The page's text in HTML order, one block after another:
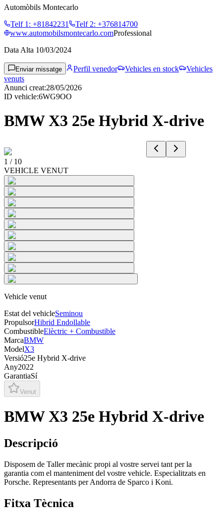
Automòbils Montecarlo
Telf 1 : +81842231 Telf 2: +376814700
www.automobilsmontecarlo.comProfessional
Data Alta 10/03/2024
Enviar missatge Perfil venedor Vehicles en stock
Vehicles
venuts
Anunci creat:28/05/2026
ID vehicle:6WG9OO
BMW X3 25e Hybrid X-drive
1 / 10
VEHICLE VENUT
Vehicle venut
Estat del vehicleSeminou
PropulsorHibrid Endollable
CombustibleElèctric + Combustible
MarcaBMW
ModelX3
Versió25e Hybrid X-drive
Any2022
GarantiaSí
Venut
BMW X3 25e Hybrid X-drive
Descripció
Disposem de Taller mecànic propi al vostre servei tant per la
garantia com el manteniment del vostre vehicle. Especialitzats en
Porsche. Representants per Andorra de Sparco i Koni.
Fitxa Tècnica